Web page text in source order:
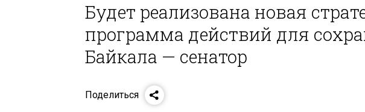
Будет реализована новая
программа действий для
Байкала — сенатор
Поделиться